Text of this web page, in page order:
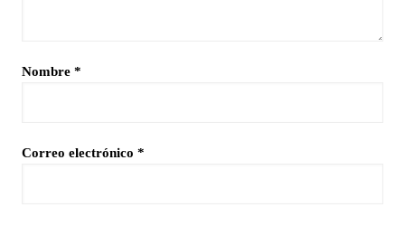
Nombre *
Correo electrónico *